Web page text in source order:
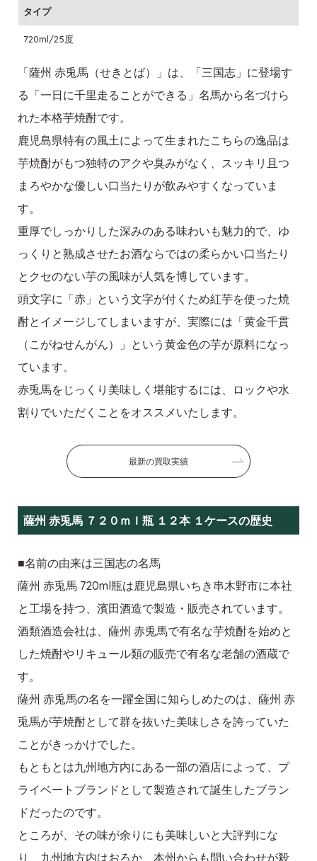
タイプ
720ml/25度
「薩州 赤兎馬（せきとば）」は、「三国志」に登場す
る「一日に千里走ることができる」名馬から名づけら
れた本格芋焼酎です。
鹿児島県特有の風土によって生まれたこちらの逸品は
芋焼酎がもつ独特のアクや臭みがなく、スッキリ且つ
まろやかな優しい口当たりが飲みやすくなっていま
す。
重厚でしっかりした深みのある味わいも魅力的で、ゆ
っくりと熟成させたお酒ならではの柔らかい口当たり
とクセのない芋の風味が人気を博しています。
頭文字に「赤」という文字が付くため紅芋を使った焼
酎とイメージしてしまいますが、実際には「黄金千貫
（こがねせんがん）」という黄金色の芋が原料になっ
ています。
赤兎馬をじっくり美味しく堪能するには、ロックや水
割りでいただくことをオススメいたします。
最新の買取実績
薩州 赤兎馬 ７２０ｍｌ瓶 １２本 １ケースの歴史
■名前の由来は三国志の名馬
薩州 赤兎馬 720ml瓶は鹿児島県いちき串木野市に本社
と工場を持つ、濱田酒造で製造・販売されています。
酒類酒造会社は、薩州 赤兎馬で有名な芋焼酎を始めと
した焼酎やリキュール類の販売で有名な老舗の酒蔵で
す。
薩州 赤兎馬の名を一躍全国に知らしめたのは、薩州 赤
兎馬が芋焼酎として群を抜いた美味しさを誇っていた
ことがきっかけでした。
もともとは九州地方内にある一部の酒店によって、プ
ライベートブランドとして製造されて誕生したブラン
ドだったのです。
ところが、その味が余りにも美味しいと大評判にな
り、九州地方内はおろか、本州からも問い合わせが殺